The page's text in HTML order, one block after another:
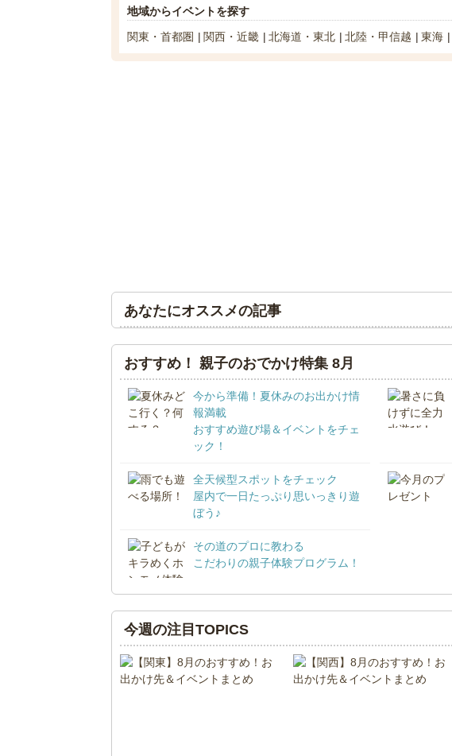
地域からイベントを探す
関東・首都圏
関西・近畿 北海道・東北 北陸・甲信越 東海
あなたにオススメの記事
おすすめ！ 親子のおでかけ特集 8月
今から準備！夏休みのお出かけ情
報満載
おすすめ遊び場＆イベントをチェ
ック！
全天候型スポットをチェック
屋内で一日たっぷり思いっきり遊
ぼう♪
その道のプロに教わる
こだわりの親子体験プログラム！
今週の注目TOPICS